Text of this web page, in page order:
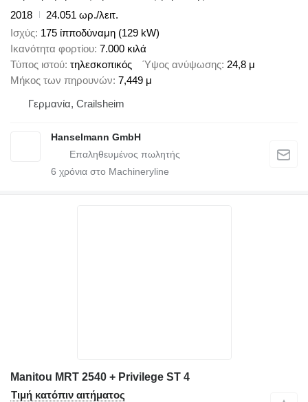
2018
24.051 ωρ./λειτ.
Ισχύς 175 ίπποδύναμη (129 kW)
Ικανότητα φορτίου 7.000 κιλά
Τύπος ιστού τηλεσκοπικός Ύψος ανύψωσης 24,8 μ
Μήκος των πηρουνών 7,449 μ
Γερμανία, Crailsheim
Hanselmann GmbH
6 χρόνια στο Machineryline
Manitou MRT 2540 + Privilege ST 4
Τιμή κατόπιν αιτήματος